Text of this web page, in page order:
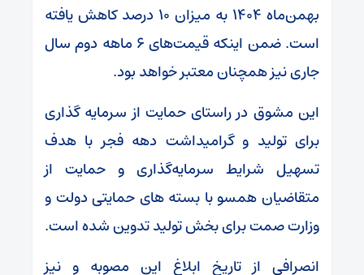
بهمن‌ماه ۱۴۰۴ به میزان ۱۰ درصد کاهش یافته
است. ضمن اینکه قیمت‌های ۶ ماهه دوم سال
جاری نیز همچنان معتبر خواهد بود.
این مشوق‌ در راستای حمایت از سرمایه گذاری
برای تولید و گرامیداشت دهه فجر با هدف
تسهیل شرایط سرمایه‌گذاری و حمایت از
متقاضیان همسو با بسته های حمایتی دولت و
وزارت صمت برای بخش تولید تدوین شده است.
انصرافی از تاریخ ابلاغ این مصوبه و نیز